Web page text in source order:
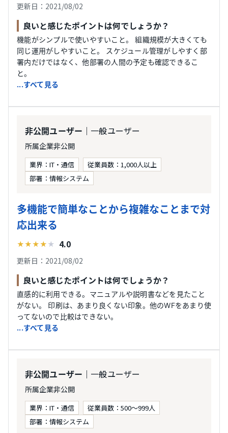
更新日：2021/08/02
良いと感じたポイントは何でしょうか？
機能がシンプルで使いやすいこと。 組織規模が大きくても
同じ運用がしやすいこと。 スケジュール管理がしやすく部
署内だけではなく、他部署の人間の予定も確認できるこ
と。
...すべて見る
非公開ユーザー ｜一般ユーザー
所属企業非公開
業界：IT・通信
従業員数：1,000人以上
部署：情報システム
多機能で簡単なことから複雑なことまで対
応出来る
★★★★ ★ 4.0
更新日：2021/08/02
良いと感じたポイントは何でしょうか？
直感的に利用できる。マニュアルや説明書などを見たこと
がない。 印刷は、あまり良くない印象。他のWFをあまり使
ってないので比較はできない。
...すべて見る
非公開ユーザー ｜一般ユーザー
所属企業非公開
業界：IT・通信
従業員数：500〜999人
部署：情報システム